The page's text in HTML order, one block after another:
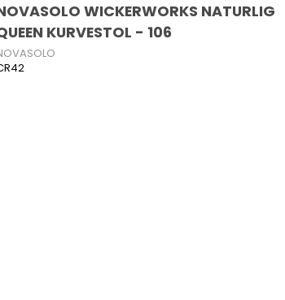
WICKERWORKS NATURLIG
KURVESTOL - 106